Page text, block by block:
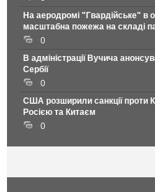
На аеродромі "Гвардійське" в
масштабна пожежа на складі
0
В адміністрації Вучича
Сербії
0
США розширили санкції проти
Росією та Китаєм
0